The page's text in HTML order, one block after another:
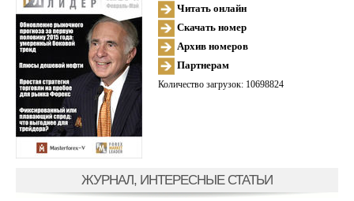
Читать онлайн
Скачать номер
Архив номеров
Партнерам
Количество загрузок: 10698824
ЖУРНАЛ, ИНТЕРЕСНЫЕ СТАТЬИ